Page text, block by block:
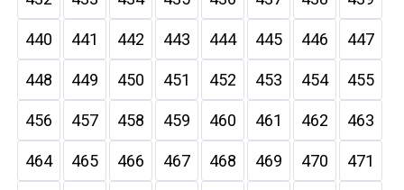
440 441 442 443 444 445 446 447
448 449 450 451 452 453 454 455
456 457 458 459 460 461 462 463
464 465 466 467 468 469 470 471